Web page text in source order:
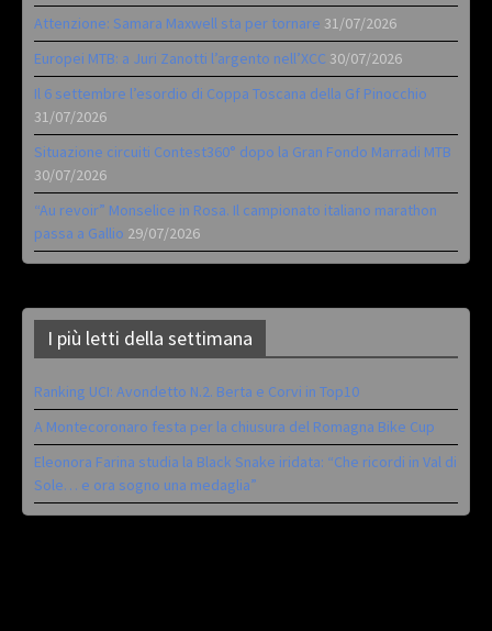
Attenzione: Samara Maxwell sta per tornare 31/07/2026
Europei MTB: a Juri Zanotti l’argento nell’XCC 30/07/2026
Il 6 settembre l’esordio di Coppa Toscana della Gf Pinocchio
31/07/2026
Situazione circuiti Contest360° dopo la Gran Fondo Marradi MTB
30/07/2026
“Au revoir” Monselice in Rosa. Il campionato italiano marathon
passa a Gallio 29/07/2026
I più letti della settimana
Ranking UCI: Avondetto N.2. Berta e Corvi in Top10
A Montecoronaro festa per la chiusura del Romagna Bike Cup
Eleonora Farina studia la Black Snake iridata: “Che ricordi in Val di
Sole… e ora sogno una medaglia”